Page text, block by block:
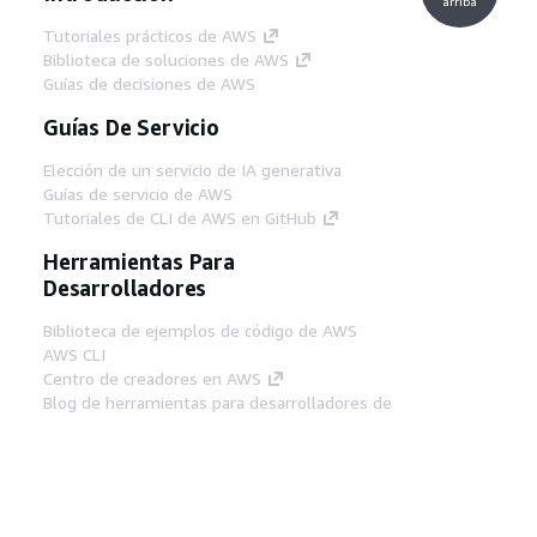
Tutoriales prácticos de AWS
Biblioteca de soluciones de AWS
Guías de decisiones de AWS
Guías De Servicio
Elección de un servicio de IA generativa
Guías de servicio de AWS
Tutoriales de CLI de AWS en GitHub
Herramientas Para
Desarrolladores
Biblioteca de ejemplos de código de AWS
AWS CLI
Centro de creadores en AWS
Blog de herramientas para desarrolladores de